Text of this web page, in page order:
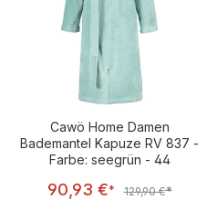
Cawö Home Damen
Bademantel Kapuze RV 837 -
Farbe: seegrün - 44
90,93 €* Regulärer Preis:
129,90 €*